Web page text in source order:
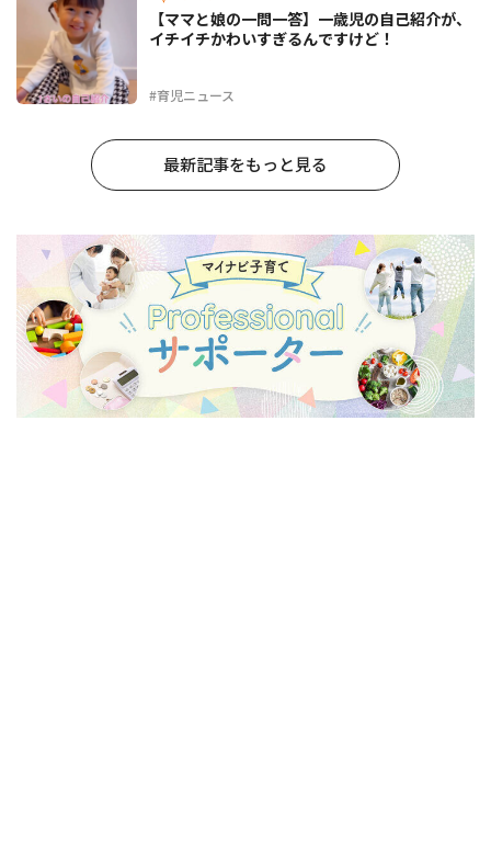
#育児ニュース
【ママと娘の一問一答】一歳児の自己紹介が、
イチイチかわいすぎるんですけど！
最新記事をもっと見る